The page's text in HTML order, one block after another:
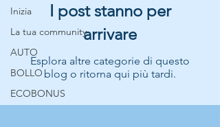
Inizia
La tua community
AUTO
BOLLO
ECOBONUS
I post stanno per
arrivare
Esplora altre categorie di questo
blog o ritorna qui più tardi.